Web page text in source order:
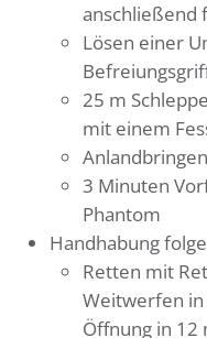
anschließend
Lösen einer
25 m
mit einem
3 Minuten
Phantom
Handhabung
Retten mit
Weitwerfen
Öffnung in 12